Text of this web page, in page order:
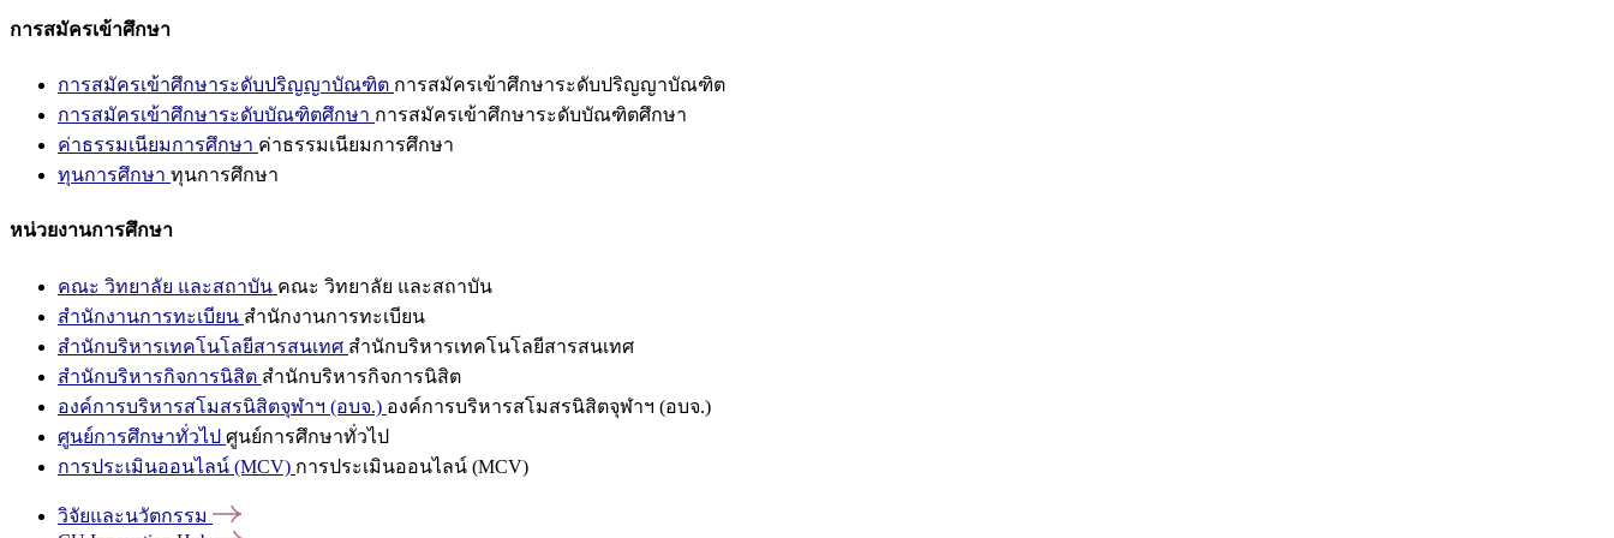
การสมัครเข้าศึกษา
การสมัครเข้าศึกษาระดับปริญญาบัณฑิต การสมัครเข้าศึกษาระดับปริญญาบัณฑิต
การสมัครเข้าศึกษาระดับบัณฑิตศึกษา การสมัครเข้าศึกษาระดับบัณฑิตศึกษา
ค่าธรรมเนียมการศึกษา ค่าธรรมเนียมการศึกษา
ทุนการศึกษา ทุนการศึกษา
หน่วยงานการศึกษา
คณะ วิทยาลัย และสถาบัน คณะ วิทยาลัย และสถาบัน
สำนักงานการทะเบียน สำนักงานการทะเบียน
สำนักบริหารเทคโนโลยีสารสนเทศ สำนักบริหารเทคโนโลยีสารสนเทศ
สำนักบริหารกิจการนิสิต สำนักบริหารกิจการนิสิต
องค์การบริหารสโมสรนิสิตจุฬาฯ (อบจ.) องค์การบริหารสโมสรนิสิตจุฬาฯ (อบจ.)
ศูนย์การศึกษาทั่วไป ศูนย์การศึกษาทั่วไป
การประเมินออนไลน์ (MCV) การประเมินออนไลน์ (MCV)
วิจัยและนวัตกรรม